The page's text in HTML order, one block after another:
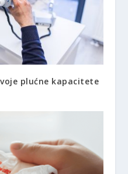
plućne kapacitete